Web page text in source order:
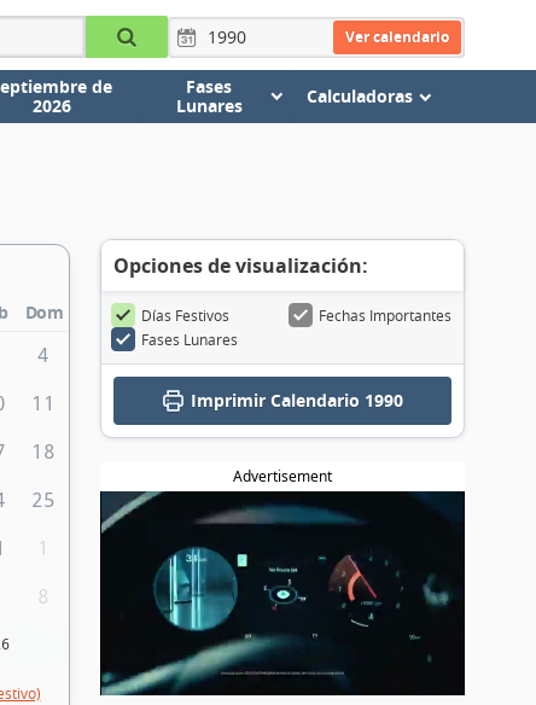
Ver calendario
de
2026
Fases
Lunares
Calculadoras
Dom
4
11
18
25
1
8
Opciones de visualización:
Días Festivos
Fechas Importantes
Fases Lunares
ImprimirCalendario 1990
Advertisement